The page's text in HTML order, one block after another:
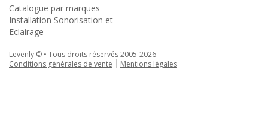
Catalogue par marques
Installation Sonorisation et
Eclairage
Levenly © • Tous droits réservés 2005-2026
Conditions générales de vente
Mentions légales